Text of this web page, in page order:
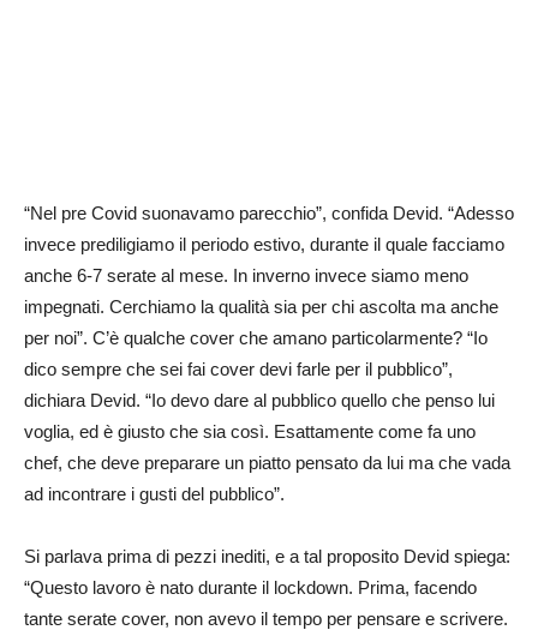
“Nel pre Covid suonavamo parecchio”, confida Devid. “Adesso
invece prediligiamo il periodo estivo, durante il quale facciamo
anche 6-7 serate al mese. In inverno invece siamo meno
impegnati. Cerchiamo la qualità sia per chi ascolta ma anche
per noi”. C’è qualche cover che amano particolarmente? “Io
dico sempre che sei fai cover devi farle per il pubblico”,
dichiara Devid. “Io devo dare al pubblico quello che penso lui
voglia, ed è giusto che sia così. Esattamente come fa uno
chef, che deve preparare un piatto pensato da lui ma che vada
ad incontrare i gusti del pubblico”.
Si parlava prima di pezzi inediti, e a tal proposito Devid spiega:
“Questo lavoro è nato durante il lockdown. Prima, facendo
tante serate cover, non avevo il tempo per pensare e scrivere.